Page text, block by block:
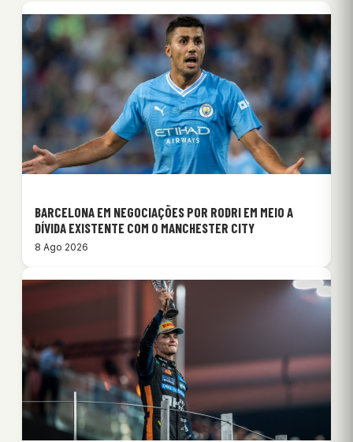
BARCELONA EM NEGOCIAÇÕES POR RODRI EM MEIO A
DÍVIDA EXISTENTE COM O MANCHESTER CITY
8 Ago 2026